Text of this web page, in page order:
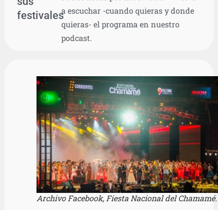
festivalesa escuchar -cuando quieras y donde
quieras- el programa en nuestro
podcast.
Archivo Facebook, Fiesta Nacional del Chamamé.